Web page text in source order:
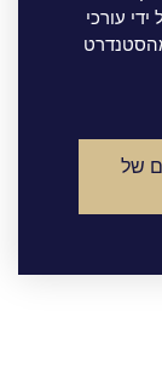
על ידי עורכי
של